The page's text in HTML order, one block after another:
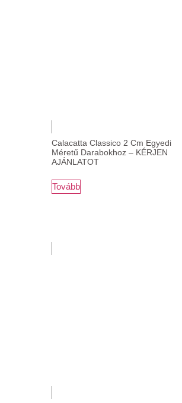
Calacatta Classico 2 Cm Egyedi
Méretű Darabokhoz – KÉRJEN
AJÁNLATOT
Tovább